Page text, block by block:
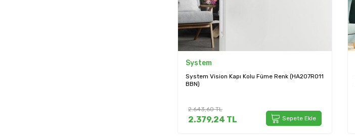
System
System Vision Kapı Kolu Füme Renk (HA207RO11
BBN)
2.643,60TL
2.379,24 TL Sepete Ekle